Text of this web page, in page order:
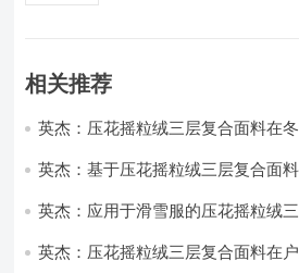
相关推荐
英杰：压花摇粒绒三层复合面料在
英杰：基于压花摇粒绒三层复合面
英杰：应用于滑雪服的压花摇粒绒
英杰：压花摇粒绒三层复合面料在